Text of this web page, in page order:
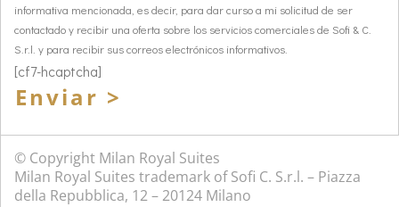
informativa mencionada, es decir, para dar curso a mi solicitud de ser
contactado y recibir una oferta sobre los servicios comerciales de Sofi & C.
S.r.l. y para recibir sus correos electrónicos informativos.
[cf7-hcaptcha]
Enviar >
© Copyright Milan Royal Suites
Milan Royal Suites trademark of Sofi C. S.r.l. – Piazza
della Repubblica, 12 – 20124 Milano